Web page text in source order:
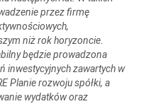
przez firmę
niż rok horyzoncie.
będzie prowadzona
inwestycyjnych zawartych w
Planie rozwoju spółki, a
wydatków oraz